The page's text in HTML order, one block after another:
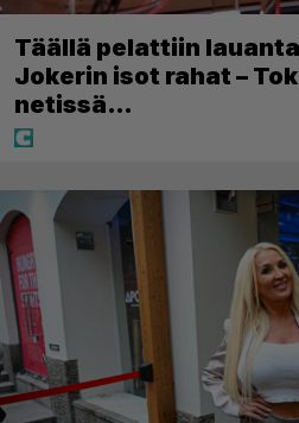
Täällä pelattiin
Jokerin isot rahat –
netissä…